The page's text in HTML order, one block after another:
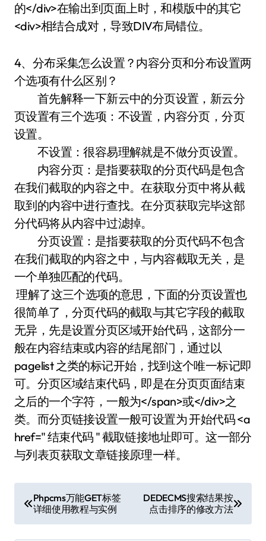
的</div>在输出到页面上时，和模版中的其它
<div>相结合成对，导致DIV布局错位。
4、分布采集怎么设置？内容分页和分布设置两
个选项有什么区别？
首先解释一下新云中的分页设置，新云分
页设置有三个选项：不设置，内容分页，分页
设置。
不设置：很容易理解就是不做分页设置。
内容分页：是指要获取的分页代码是包含
在我们截取的内容之中。在获取分页中将从截
取到的内容中进行查找。在分页获取完毕这部
分代码将从内容中过滤掉。
分页设置：是指要获取的分页代码不包含
在我们截取的内容之中，与内容截取无关，是
一个单独匹配的代码。
理解了这三个选项的意思，下面的分页设置也
很简单了，分页代码的截取与其它字段的截取
无异，先是设置分页区域开始代码，这部分一
般在内容结束或内容的结尾部门，通过以
pagelist 之类的标记开始，找到这个唯一标记即
可。分页区域结束代码，即是在分页页面结束
之后的一个字符，一般为</span>或</div>之
类。而分页链接设置一般可设置为 开始代码 <a
href=" 结束代码 " 截取链接地址即可。这一部分
与列表页获取文章链接原理一样。
文
章
Phpcms万能GET标签
详细使用教程与实例
DEDECMS搜索结果按
点击排序的修改方法